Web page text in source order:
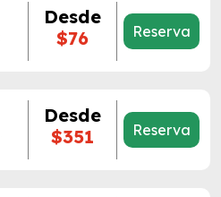
Desde
$76
Reserva
Desde
$351
Reserva